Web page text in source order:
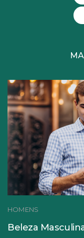
HOMENS
Beleza